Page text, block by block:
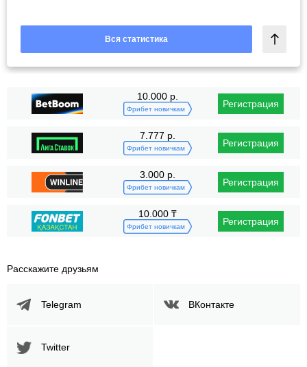
Вся статистика
10.000 р.
Фрибет новичкам Регистрация
7.777 р.
Фрибет новичкам Регистрация
3.000 р.
Фрибет новичкам Регистрация
10.000 ₸
Фрибет новичкам Регистрация
Расскажите друзьям
Telegram ВКонтакте
Twitter